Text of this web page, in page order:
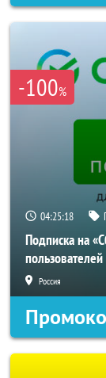
-100%
04:25:17
Подписка на
пользователей
Россия